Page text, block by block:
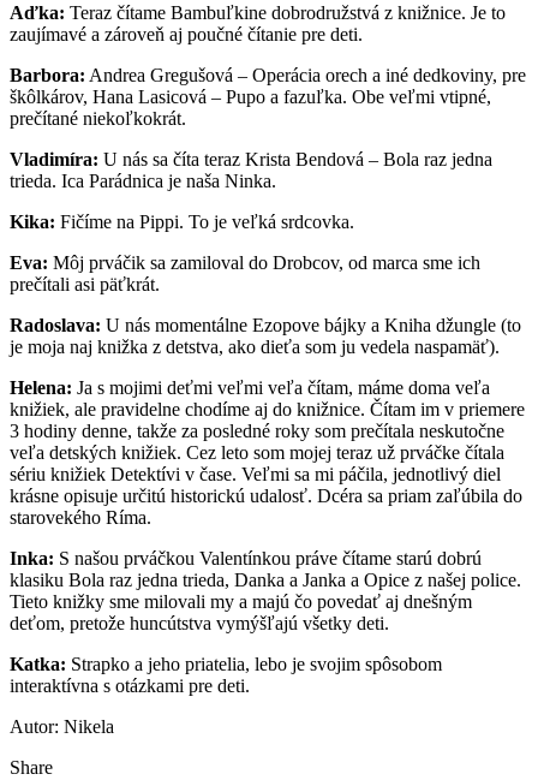
Aďka: Teraz čítame Bambuľkine dobrodružstvá z knižnice. Je to
zaujímavé a zároveň aj poučné čítanie pre deti.
Barbora: Andrea Gregušová – Operácia orech a iné dedkoviny, pre
škôlkárov, Hana Lasicová – Pupo a fazuľka. Obe veľmi vtipné,
prečítané niekoľkokrát.
Vladimíra: U nás sa číta teraz Krista Bendová – Bola raz jedna
trieda. Ica Parádnica je naša Ninka.
Kika: Fičíme na Pippi. To je veľká srdcovka.
Eva: Môj prváčik sa zamiloval do Drobcov, od marca sme ich
prečítali asi päťkrát.
Radoslava: U nás momentálne Ezopove bájky a Kniha džungle (to
je moja naj knižka z detstva, ako dieťa som ju vedela naspamäť).
Helena: Ja s mojimi deťmi veľmi veľa čítam, máme doma veľa
knižiek, ale pravidelne chodíme aj do knižnice. Čítam im v priemere
3 hodiny denne, takže za posledné roky som prečítala neskutočne
veľa detských knižiek. Cez leto som mojej teraz už prváčke čítala
sériu knižiek Detektívi v čase. Veľmi sa mi páčila, jednotlivý diel
krásne opisuje určitú historickú udalosť. Dcéra sa priam zaľúbila do
starovekého Ríma.
Inka: S našou prváčkou Valentínkou práve čítame starú dobrú
klasiku Bola raz jedna trieda, Danka a Janka a Opice z našej police.
Tieto knižky sme milovali my a majú čo povedať aj dnešným
deťom, pretože huncútstva vymýšľajú všetky deti.
Katka: Strapko a jeho priatelia, lebo je svojim spôsobom
interaktívna s otázkami pre deti.
Autor: Nikela
Share